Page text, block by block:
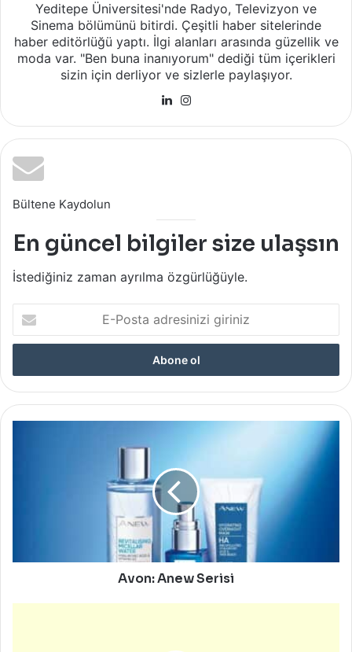
Yeditepe Üniversitesi'nde Radyo, Televizyon ve
Sinema bölümünü bitirdi. Çeşitli haber sitelerinde
haber editörlüğü yaptı. İlgi alanları arasında güzellik ve
moda var. "Ben buna inanıyorum" dediği tüm içerikleri
sizin için derliyor ve sizlerle paylaşıyor.
LinkedIn
Bültene Kaydolun
En güncel bilgiler size ulaşsın
İstediğiniz zaman ayrılma özgürlüğüyle.
E-
Posta
adresinizi
Avon: Anew Serisi